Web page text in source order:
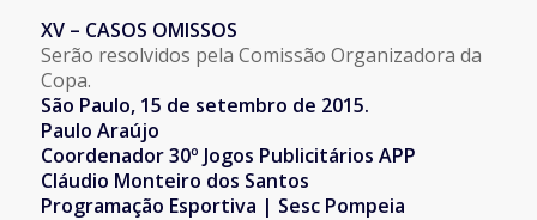
XV – CASOS OMISSOS
Serão resolvidos pela Comissão Organizadora da
Copa.
São Paulo, 15 de setembro de 2015.
Paulo Araújo
Coordenador 30º Jogos Publicitários APP
Cláudio Monteiro dos Santos
Programação Esportiva | Sesc Pompeia